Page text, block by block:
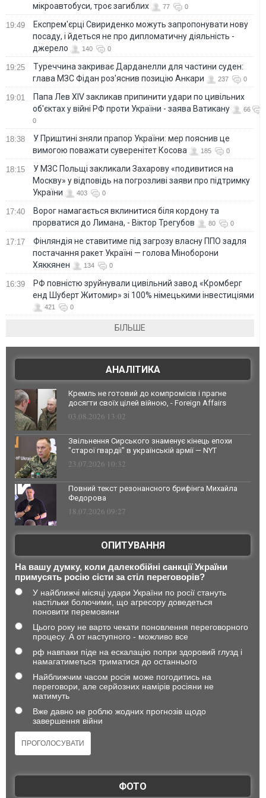
мікроавтобуси, троє загиблих 77 0
19:49
Експрем'єрці Свириденко можуть запропонувати нову
посаду, і йдеться не про дипломатичну діяльність -
джерело
140 0
19:25
Туреччина закриває Дарданелли для частини суден:
глава МЗС Фідан роз'яснив позицію Анкари
237 0
19:01
Папа Лев XIV закликав припинити удари по цивільних
об'єктах у війні РФ проти України - заява Ватикану
66
0
18:38
У Приштині зняли прапор України: мер пояснив це
вимогою поважати суверенітет Косова
185 0
18:15
У МЗС Польщі закликали Захарову «подивитися на
Москву» у відповідь на погрозливі заяви про підтримку
України
403 0
17:40
Ворог намагається вклинитися біля кордону та
прорватися до Лимана, - Віктор Трегубов
80 0
17:17
Фінляндія не ставитиме під загрозу власну ППО задля
постачання ракет Україні — голова Міноборони
Хяккянен
134 0
16:39
РФ повністю зруйнували цивільний завод «Кромберг
енд Шуберт Житомир» зі 100% німецькими інвестиціями
421 0
БІЛЬШЕ
АНАЛІТИКА
Кремль не готовий до компромісів і прагне
досягти своїх цілей війною, - Foreign Affairs
03.08.2026 13:02
Звільнення Сирського знаменує кінець епохи
"старої гвардії" в українській армії — NYT
23.07.2026 10:32
Повний текст резонансного брифінга Михайла
Федорова
18.07.2026 09:27
ОПИТУВАННЯ
На вашу думку, коли далекобійні санкції України
примусять росію сісти за стіл переговорів?
У найближчі місяці удари України по росії стануть
настільки болючими, що агресору доведеться
поновити перемовини
Цього року не варто чекати поновлення переговорного
процесу. А от наступного - можливо все
рф навпаки піде на ескалацію попри здоровий глузд і
намагатиметься триматися до останнього
Найближчим часом росія може погодитись на
переговори, але серйозних намірів росіяни не
матимуть
Вже давно не роблю жодних прогнозів щодо
завершення війни
ФОТО